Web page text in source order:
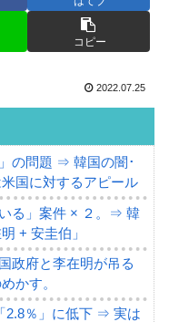
コピー
2022.07.25
の問題 ⇒ 韓国の闇･
国に対するアピール
いる」案件 × ２。⇒ 韓
+ 安圭伯」
政府と李在明が吊る
かす。
2.8％」に低下 ⇒ 実は